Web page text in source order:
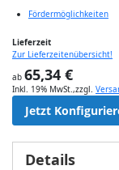
Fördermöglichkeiten
Lieferzeit
Zur Lieferzeitenübersicht!
ab 65,34 €
Inkl. 19% MwSt.,zzgl.
Jetzt
Details